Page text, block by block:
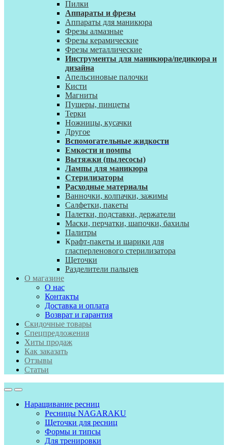
Пилки
Аппараты и фрезы
Аппараты для маникюра
Фрезы алмазные
Фрезы керамические
Фрезы металлические
Инструменты для маникюра/педикюра и
дизайна
Апельсиновые палочки
Кисти
Магниты
Пушеры, пинцеты
Терки
Ножницы, кусачки
Другое
Вспомогательные жидкости
Емкости и помпы
Вытяжки (пылесосы)
Лампы для маникюра
Стерилизаторы
Расходные материалы
Ванночки, колпачки, зажимы
Салфетки, пакеты
Палетки, подставки, держатели
Маски, перчатки, шапочки, бахилы
Палитры
Крафт-пакеты и шарики для
гласперленового стерилизатора
Щеточки
Разделители пальцев
О магазине
О нас
Контакты
Доставка и оплата
Возврат и гарантия
Скидочные товары
Спецпредложения
Хиты продаж
Как заказать
Отзывы
Статьи
Наращивание ресниц
Ресницы NAGARAKU
Щеточки для ресниц
Формы и типсы
Для тренировки